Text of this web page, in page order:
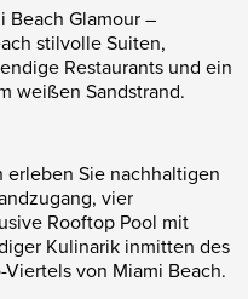
Beach Glamour –
stilvolle Suiten,
Restaurants und ein
weißen Sandstrand.
erleben Sie nachhaltigen
vier
Rooftop Pool mit
Kulinarik inmitten des
von Miami Beach.